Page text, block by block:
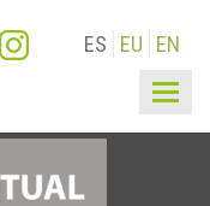
ES EU EN